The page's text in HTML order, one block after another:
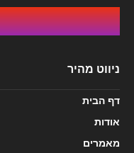
ניווט מהיר
דף הבית
אודות
מאמרים